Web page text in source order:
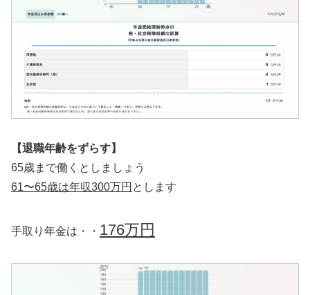
【退職年齢をずらす】
65歳まで働くとしましょう
61〜65歳は年収300万円 とします
手取り年金は・・ 176万円